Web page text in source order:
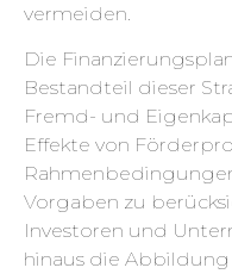
vermeiden.
Die
Bestandteil dieser
Fremd- und
Effekte von
Vorgaben zu
Investoren und
hinaus die